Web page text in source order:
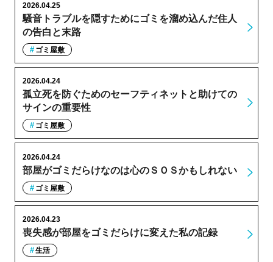
騒音トラブルを隠すためにゴミを溜め込んだ住人
の告白と末路
2026.04.25
ゴミ屋敷
孤立死を防ぐためのセーフティネットと助けての
サインの重要性
2026.04.24
ゴミ屋敷
部屋がゴミだらけなのは心のＳＯＳかもしれない
2026.04.24
ゴミ屋敷
喪失感が部屋をゴミだらけに変えた私の記録
2026.04.23
生活